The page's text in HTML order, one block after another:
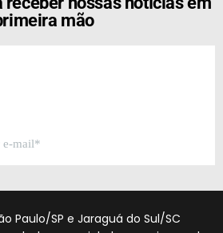
mão
Paulo/SP e Jaraguá do Sul/SC